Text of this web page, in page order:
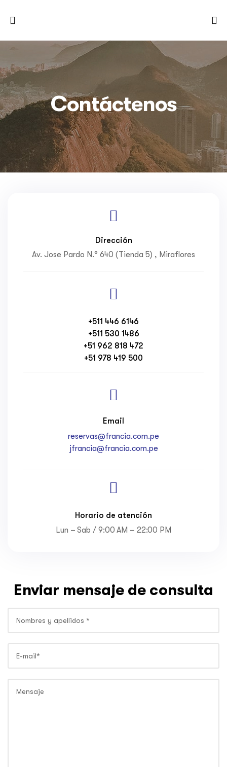
Contáctenos
Dirección
Av. Jose Pardo N.° 640 (Tienda 5) , Miraflores
+511 446 6146
+511 530 1486
+51 962 818 472
+51 978 419 500
Email
reservas@francia.com.pe
jfrancia@francia.com.pe
Horario de atención
Lun – Sab / 9:00 AM – 22:00 PM
Enviar mensaje de consulta